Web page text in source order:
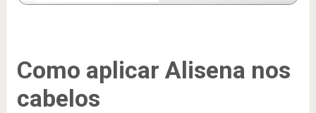
Como aplicar Alisena nos
cabelos